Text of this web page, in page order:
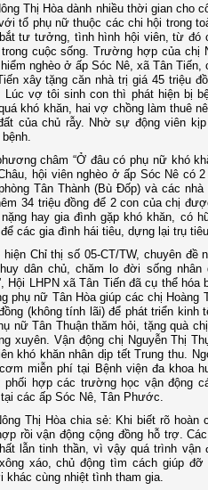
Thị Hòa dành nhiều thời gian cho
tổ phụ nữ thuộc các chi hội trong
tư tưởng, tình hình hội viên, từ đó
cuộc sống. Trường hợp của chị
nghèo ở ấp Sóc Nê, xã Tân
xây tặng căn nhà trị giá 45 triệu
Lúc vợ tôi sinh con thì phát hiện bị
khó khăn, hai vợ chồng làm thuê
của chủ rẫy. Nhờ sự động viên
châm “Ở đâu có phụ nữ khó
hội viên nghèo ở ấp Sóc Nê có
Tân Thành (Bù Đốp) và các
34 triệu đồng để 2 con của chị
nặng hay gia đình gặp khó khăn, có
các gia đình hái tiêu, dựng lại trụ
Chỉ thị số 05-CT/TW, chuyên đề
dân chủ, chăm lo đời sống
Hội LHPN xã Tân Tiến đã cụ thể
phụ nữ Tân Hòa giúp các chị Hoàng
(không tính lãi) để phát triển
nữ Tân Thuận thăm hỏi, tặng quà
xuyên. Vận động chị Nguyễn Thị
khó khăn nhân dịp tết Trung thu.
miễn phí tại Bệnh viện đa khoa
phối hợp các trường học vận động
các ấp Sóc Nê, Tân Phước.
Thị Hòa chia sẻ: Khi biết rõ
rồi vận động cộng đồng hỗ trợ.
lẫn tinh thần, vì vậy quá trình vận
xáo, chủ động tìm cách giúp
khác cùng nhiệt tình tham gia.